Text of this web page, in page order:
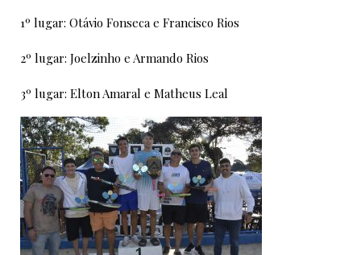
1º lugar: Otávio Fonseca e Francisco Rios
2º lugar: Joelzinho e Armando Rios
3º lugar: Elton Amaral e Matheus Leal